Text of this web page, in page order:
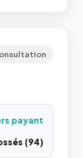
payant
(94)